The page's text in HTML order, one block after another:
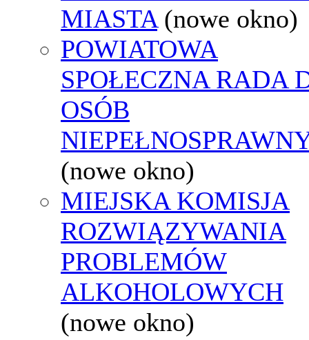
MIASTA (nowe okno)
POWIATOWA
SPOŁECZNA RADA
OSÓB
(nowe okno)
MIEJSKA KOMISJA
ROZWIĄZYWANIA
PROBLEMÓW
ALKOHOLOWYCH
(nowe okno)